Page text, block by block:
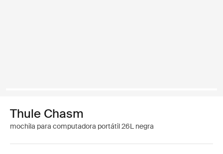
Thule Chasm
mochila para computadora portátil 26L negra